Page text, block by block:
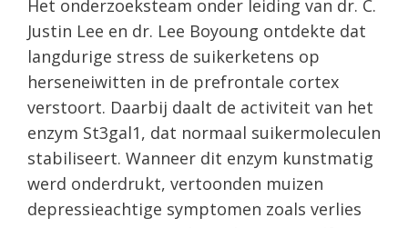
Het onderzoeksteam onder leiding van dr. C.
Justin Lee en dr. Lee Boyoung ontdekte dat
langdurige stress de suikerketens op
herseneiwitten in de prefrontale cortex
verstoort. Daarbij daalt de activiteit van het
enzym St3gal1, dat normaal suikermoleculen
stabiliseert. Wanneer dit enzym kunstmatig
werd onderdrukt, vertoonden muizen
depressieachtige symptomen zoals verlies